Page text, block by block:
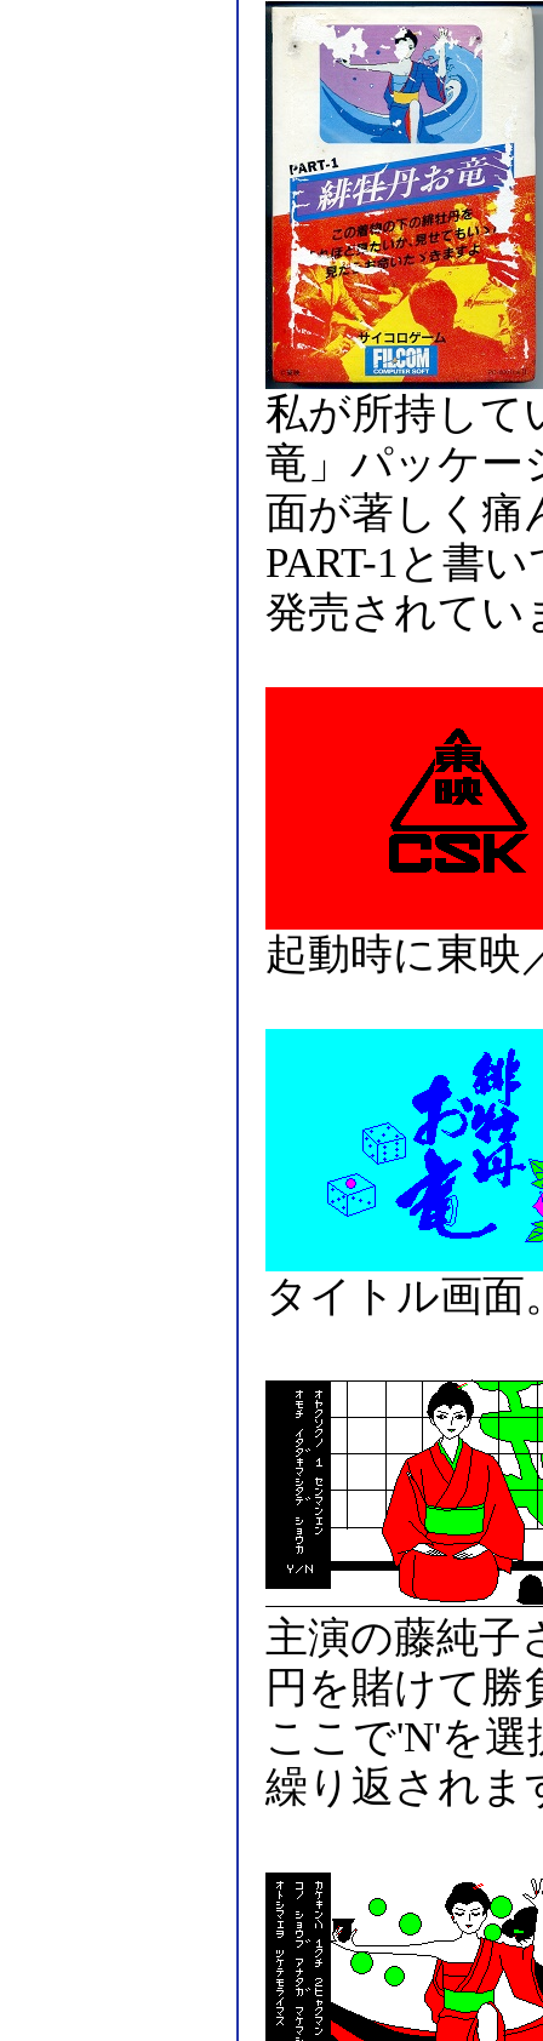
私が所持して
竜」パッケー
面が著しく痛
PART-1と書
発売されてい
起動時に東映
タイトル画面
主演の藤純子
円を賭けて勝
ここで'N'を
繰り返されま